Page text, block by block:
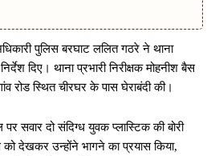
पुलिस बरघाट ललित गठरे ने थाना
दिए। थाना प्रभारी निरीक्षक मोहनीश बैस
रोड स्थित चीरघर के पास घेराबंदी की।
सवार दो संदिग्ध युवक प्लास्टिक की बोरी
देखकर उन्होंने भागने का प्रयास किया,